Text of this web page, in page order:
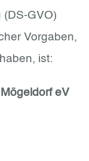
GVO)
Vorgaben,
ist:
eV